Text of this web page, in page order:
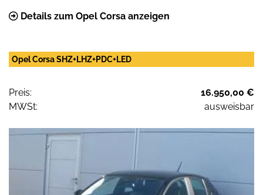
Details zum Opel Corsa anzeigen
Opel Corsa SHZ+LHZ+PDC+LED
Preis:
16.950,00 €
MWSt:
ausweisbar